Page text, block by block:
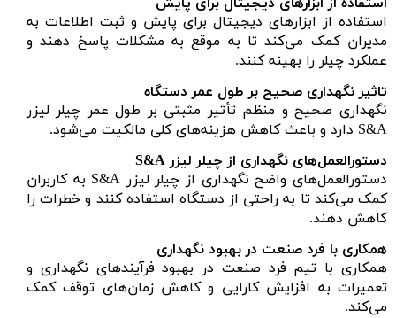
استفاده از ابزارهای دیجیتال برای پایش و ثبت اطلاعات به
مدیران کمک می‌کند تا به موقع به مشکلات پاسخ دهند و
عملکرد چیلر را بهینه کنند.
تاثیر نگهداری صحیح بر طول عمر دستگاه
نگهداری صحیح و منظم تأثیر مثبتی بر طول عمر چیلر لیزر
S&A دارد و باعث کاهش هزینه‌های کلی مالکیت می‌شود.
دستورالعمل‌های نگهداری از چیلر لیزر S&A
دستورالعمل‌های واضح نگهداری از چیلر لیزر S&A به کاربران
کمک می‌کند تا به راحتی از دستگاه استفاده کنند و خطرات را
کاهش دهند.
همکاری با فرد صنعت در بهبود نگهداری
همکاری با تیم فرد صنعت در بهبود فرآیندهای نگهداری و
تعمیرات به افزایش کارایی و کاهش زمان‌های توقف کمک
می‌کند.